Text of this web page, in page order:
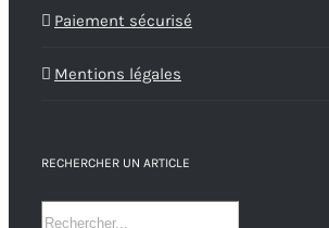
Paiement sécurisé
Mentions légales
RECHERCHER UN ARTICLE